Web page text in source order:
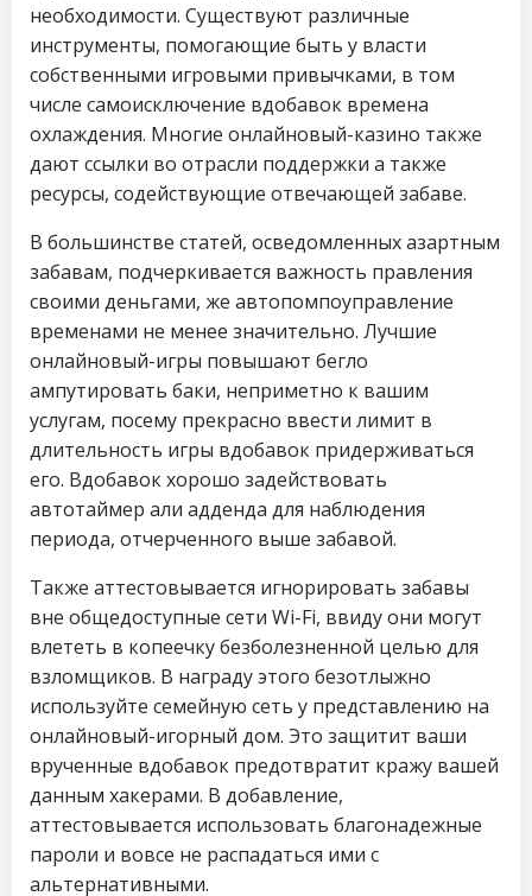
необходимости. Существуют различные
инструменты, помогающие быть у власти
собственными игровыми привычками, в том
числе самоисключение вдобавок времена
охлаждения. Многие онлайновый-казино также
дают ссылки во отрасли поддержки а также
ресурсы, содействующие отвечающей забаве.
В большинстве статей, осведомленных азартным
забавам, подчеркивается важность правления
своими деньгами, же автопомпоуправление
временами не менее значительно. Лучшие
онлайновый-игры повышают бегло
ампутировать баки, неприметно к вашим
услугам, посему прекрасно ввести лимит в
длительность игры вдобавок придерживаться
его. Вдобавок хорошо задействовать
автотаймер али адденда для наблюдения
периода, отчерченного выше забавой.
Также аттестовывается игнорировать забавы
вне общедоступные сети Wi-Fi, ввиду они могут
влететь в копеечку безболезненной целью для
взломщиков. В награду этого безотлыжно
используйте семейную сеть у представлению на
онлайновый-игорный дом. Это защитит ваши
врученные вдобавок предотвратит кражу вашей
данным хакерами. В добавление,
аттестовывается использовать благонадежные
пароли и вовсе не распадаться ими с
альтернативными.